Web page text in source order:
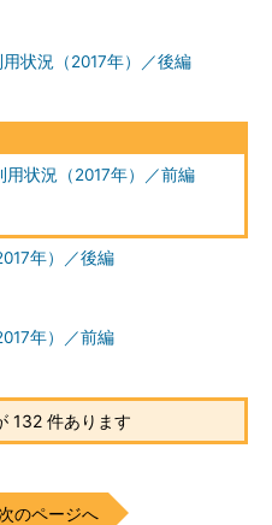
状況（2017年）／後編
用状況（2017年）／前編
年）／後編
年）／前編
132 件あります
次のページへ